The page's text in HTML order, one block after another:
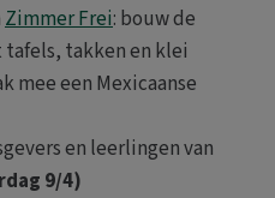
Zimmer Frei: bouw de
takken en klei
mee een Mexicaanse
en leerlingen van
9/4)